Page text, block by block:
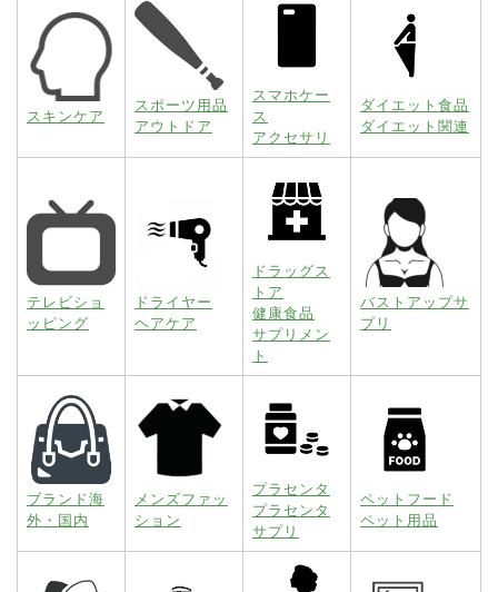
スキンケア
スポーツ用品
アウトドア
スマホケー
ス
アクセサリ
ダイエット食品
ダイエット関連
テレビショ
ッピング
ドライヤー
ヘアケア
ドラッグス
トア
健康食品
サプリメン
ト
バストアップサ
プリ
ブランド海
外・国内
メンズファッ
ション
プラセンタ
プラセンタ
サプリ
ペットフード
ペット用品